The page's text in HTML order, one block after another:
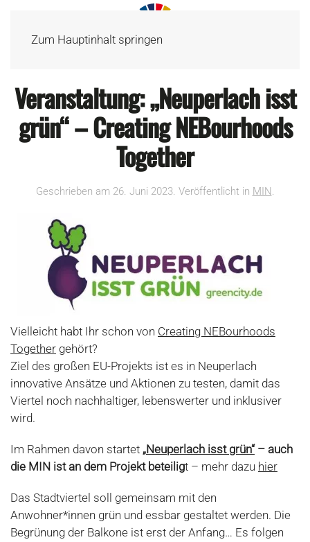
Zum Hauptinhalt springen
Veranstaltung: „Neuperlach isst
grün“ – Creating NEBourhoods
Together
Geschrieben am 26. Juni 2023. Veröffentlicht in MIN.
Vielleicht habt Ihr schon von Creating NEBourhoods
Together gehört?
Ziel des großen EU-Projekts ist es in Neuperlach
innovative Ansätze und Aktionen zu testen, damit das
Viertel noch nachhaltiger, lebenswerter und inklusiver
wird.
Im Rahmen davon startet „Neuperlach isst grün“– auch
die MIN ist an dem Projekt beteiligt – mehr dazu hier
Das Stadtviertel soll gemeinsam mit den
Anwohner*innen grün und essbar gestaltet werden. Die
Begrünung der Balkone ist erst der Anfang… Es folgen